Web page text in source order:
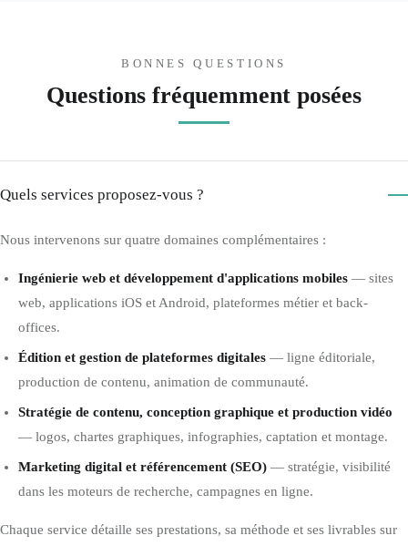
BONNES QUESTIONS
Questions fréquemment posées
Quels services proposez-vous ?
Nous intervenons sur quatre domaines complémentaires :
Ingénierie web et développement d'applications mobiles— sites
web, applications iOS et Android, plateformes métier et back-
offices.
Édition et gestion de plateformes digitales— ligne éditoriale,
production de contenu, animation de communauté.
Stratégie de contenu, conception graphique et production vidéo
— logos, chartes graphiques, infographies, captation et montage.
Marketing digital et référencement (SEO)— stratégie, visibilité
dans les moteurs de recherche, campagnes en ligne.
Chaque service détaille ses prestations, sa méthode et ses livrables sur